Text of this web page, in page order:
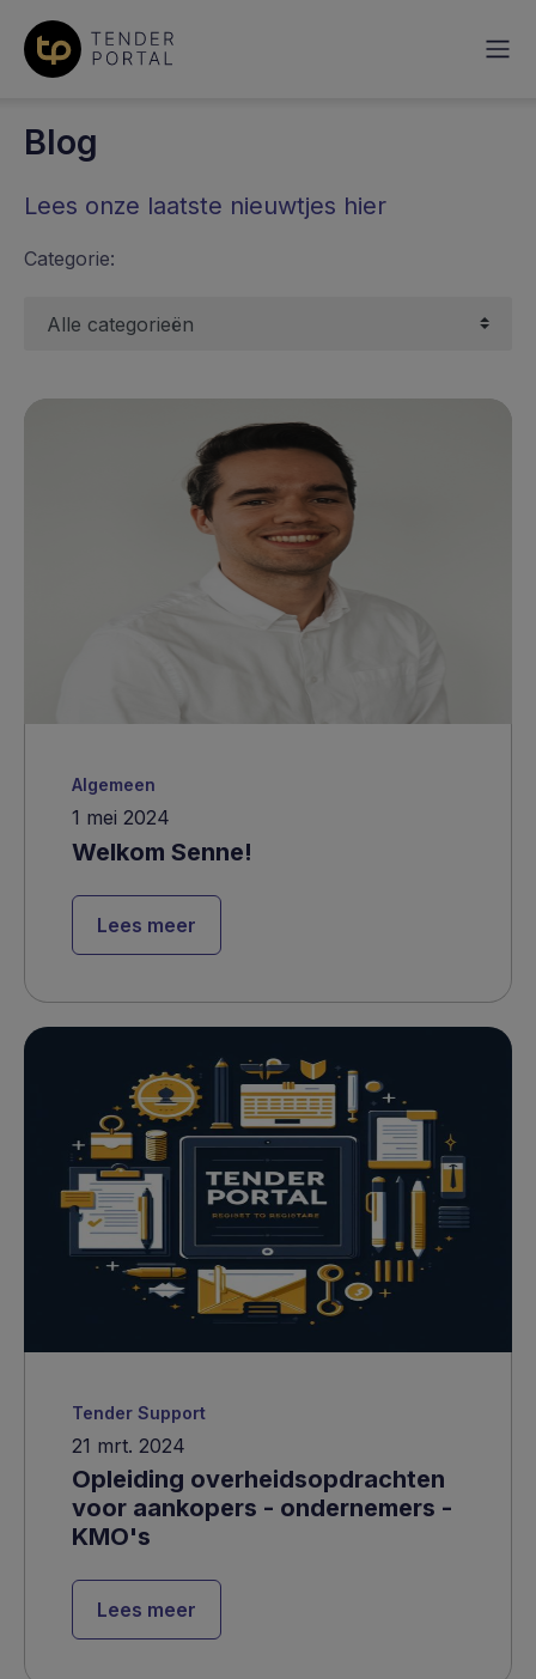
Blog
Lees onze laatste nieuwtjes hier
Categorie:
Algemeen
1 mei 2024
Welkom Senne!
Lees meer
Tender Support
21 mrt. 2024
Opleiding overheidsopdrachten
voor aankopers - ondernemers -
KMO's
Lees meer